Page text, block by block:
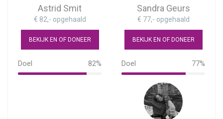
Astrid Smit
€ 82,- opgehaald
BEKIJK EN OF DONEER
Doel 82%
82%
Sandra Geurs
€ 77,- opgehaald
BEKIJK EN OF DONEER
Doel 77%
77%